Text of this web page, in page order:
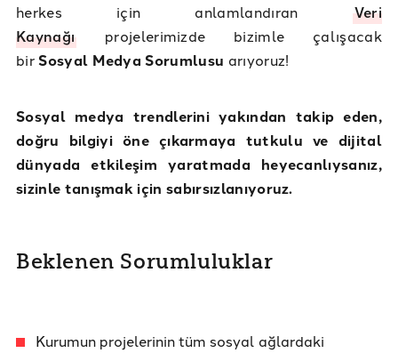
herkes için anlamlandıran Veri
Kaynağı projelerimizde bizimle çalışacak
bir Sosyal Medya Sorumlusu arıyoruz!
Sosyal medya trendlerini yakından takip eden,
doğru bilgiyi öne çıkarmaya tutkulu ve dijital
dünyada etkileşim yaratmada heyecanlıysanız,
sizinle tanışmak için sabırsızlanıyoruz.
Beklenen Sorumluluklar
Kurumun projelerinin tüm sosyal ağlardaki